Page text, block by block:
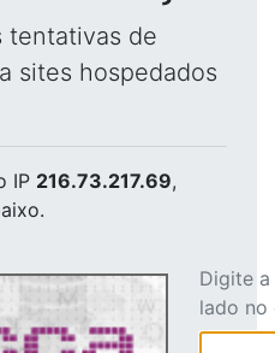
tentativas de
sites hospedados
IP 216.73.217.69,
Digite
lado no